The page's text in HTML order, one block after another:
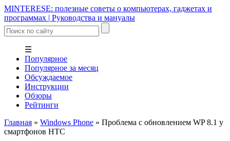
MINTERESE: полезные советы о компьютерах, гаджетах и
программах | Руководства и мануалы
☰
Популярное
Популярное за месяц
Обсуждаемое
Инструкции
Обзоры
Рейтинги
Главная » Windows Phone » Проблема с обновлением WP 8.1 у
смартфонов HTC